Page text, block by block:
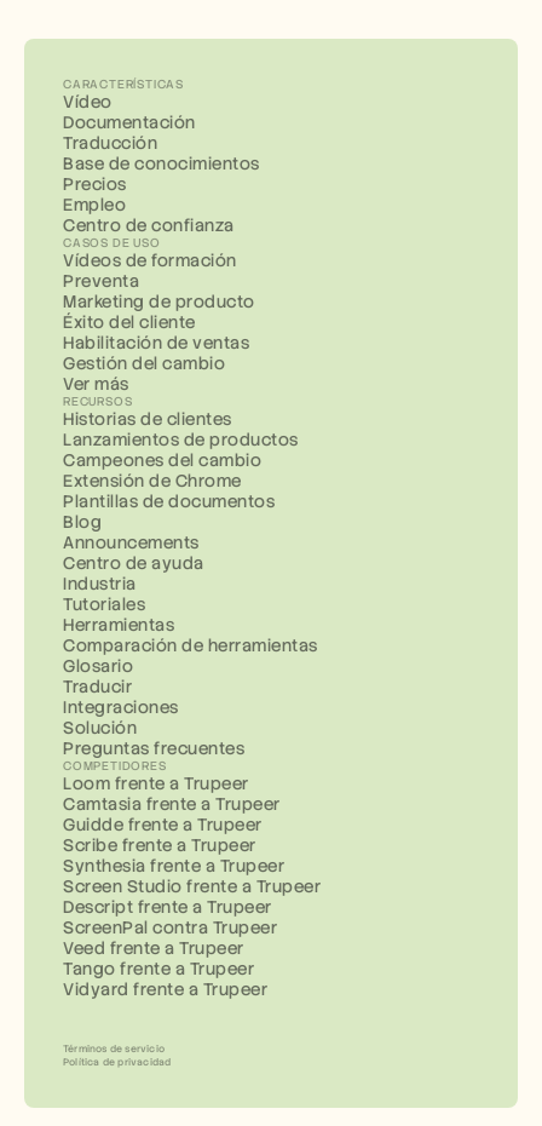
CARACTERÍSTICAS
Vídeo
Documentación
Traducción
Base de conocimientos
Precios
Empleo
Centro de confianza
CASOS DE USO
Vídeos de formación
Preventa
Marketing de producto
Éxito del cliente
Habilitación de ventas
Gestión del cambio
Ver más
RECURSOS
Historias de clientes
Lanzamientos de productos
Campeones del cambio
Extensión de Chrome
Plantillas de documentos
Blog
Announcements
Centro de ayuda
Industria
Tutoriales
Herramientas
Comparación de herramientas
Glosario
Traducir
Integraciones
Solución
Preguntas frecuentes
COMPETIDORES
Loom frente a Trupeer
Camtasia frente a Trupeer
Guidde frente a Trupeer
Scribe frente a Trupeer
Synthesia frente a Trupeer
Screen Studio frente a Trupeer
Descript frente a Trupeer
ScreenPal contra Trupeer
Veed frente a Trupeer
Tango frente a Trupeer
Vidyard frente a Trupeer
Términos de servicio
Política de privacidad